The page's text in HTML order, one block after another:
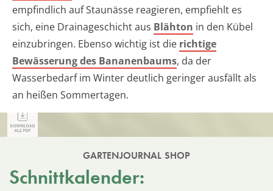
empfindlich auf Staunässe reagieren, empfiehlt es
sich, eine Drainageschicht aus Blähton in den Kübel
einzubringen. Ebenso wichtig ist die richtige
Bewässerung des Bananenbaums, da der
Wasserbedarf im Winter deutlich geringer ausfällt als
an heißen Sommertagen.
GARTENJOURNAL SHOP
Schnittkalender: